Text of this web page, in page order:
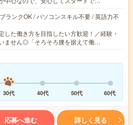
ランクOK / パソコンスキル不要 / 英語力不
した働き方を目指したい方歓迎！／経験・
ません◎「そろそろ腰を据えて働…
30代 40代 50代 60代
応募へ進む 詳しく見る